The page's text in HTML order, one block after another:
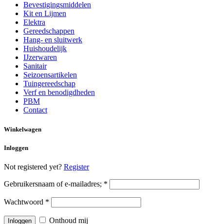
Bevestigingsmiddelen
Kit en Lijmen
Elektra
Gereedschappen
Hang- en sluitwerk
Huishoudelijk
IJzerwaren
Sanitair
Seizoensartikelen
Tuingereedschap
Verf en benodigdheden
PBM
Contact
Winkelwagen
Inloggen
Not registered yet? Register
Gebruikersnaam of e-mailadres; *
Wachtwoord *
Onthoud mij